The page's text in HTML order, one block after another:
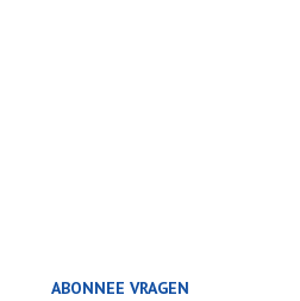
ABONNEE VRAGEN